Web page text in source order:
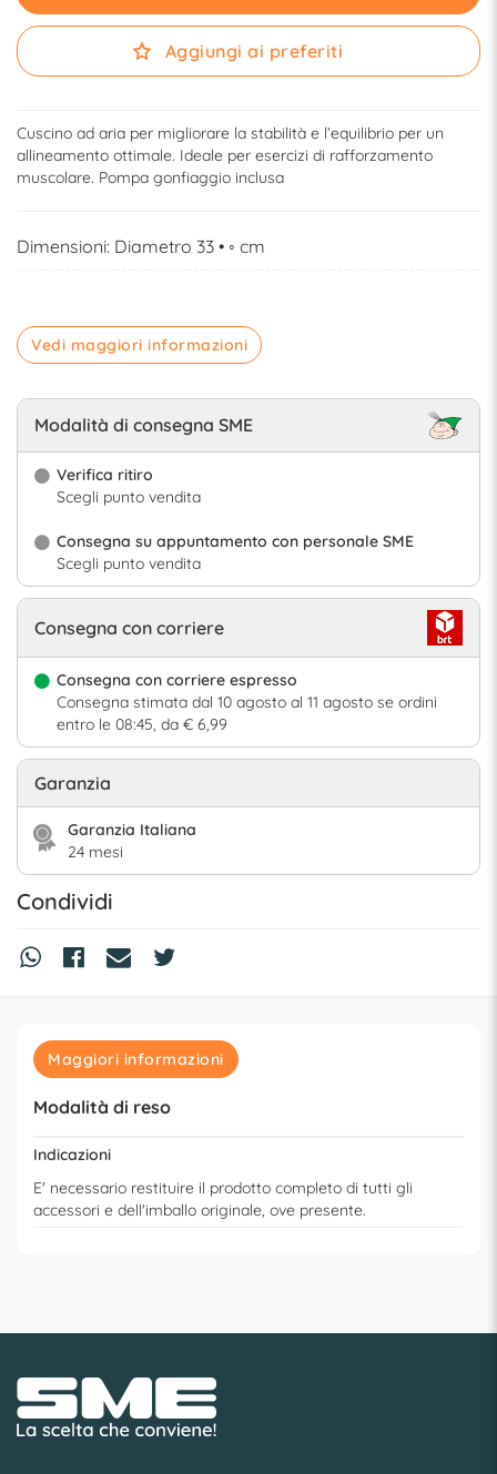
Aggiungi ai preferiti
Cuscino ad aria per migliorare la stabilità e l’equilibrio per un
allineamento ottimale. Ideale per esercizi di rafforzamento
muscolare. Pompa gonfiaggio inclusa
Dimensioni: Diametro 33 • ◦ cm
Vedi maggiori informazioni
Modalità di consegna SME
Verifica ritiro
Scegli punto vendita
Consegna su appuntamento con personale SME
Scegli punto vendita
Consegna con corriere
Consegna con corriere espresso
Consegna stimata dal 10 agosto al 11 agosto se ordini
entro le 08:45, da € 6,99
Garanzia
Garanzia Italiana
24 mesi
Condividi
Maggiori informazioni
Modalità di reso
Indicazioni
E' necessario restituire il prodotto completo di tutti gli
accessori e dell'imballo originale, ove presente.